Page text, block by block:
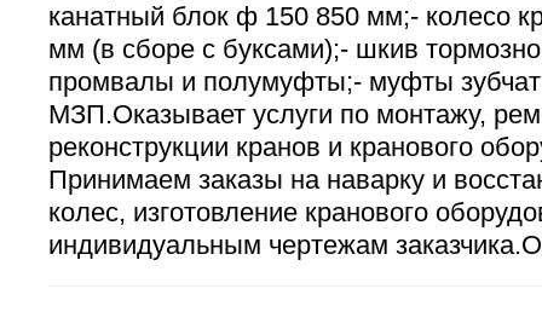
канатный блок ф 150 850 мм;- колесо
мм (в сборе с буксами);- шкив
промвалы и полумуфты;- муфты
МЗП.Оказывает услуги по монтажу,
реконструкции кранов и кранового
Принимаем заказы на наварку и
колес, изготовление кранового
индивидуальным чертежам